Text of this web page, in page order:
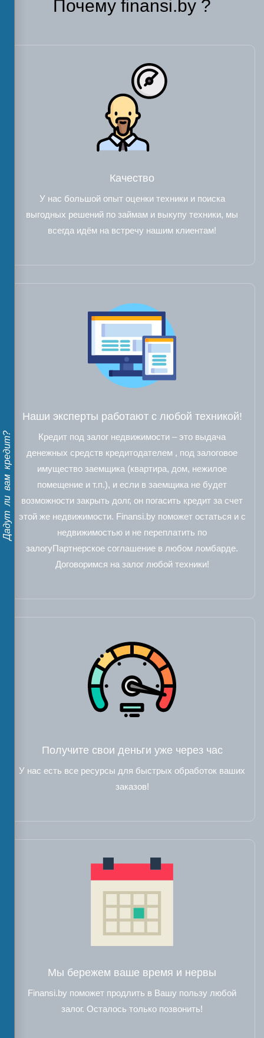
Дадут ли вам кредит?
Почему finansi.by ?
Качество
У нас большой опыт оценки техники и поиска
выгодных решений по займам и выкупу техники, мы
всегда идём на встречу нашим клиентам!
Наши эксперты работают с любой техникой!
Кредит под залог недвижимости – это выдача
денежных средств кредитодателем , под залоговое
имущество заемщика (квартира, дом, нежилое
помещение и т.п.), и если в заемщика не будет
возможности закрыть долг, он погасить кредит за счет
этой же недвижимости. Finansi.by поможет остаться и с
недвижимостью и не переплатить по
залогуПартнерское соглашение в любом ломбарде.
Договоримся на залог любой техники!
Получите свои деньги уже через час
У нас есть все ресурсы для быстрых обработок ваших
заказов!
Мы бережем ваше время и нервы
Finansi.by поможет продлить в Вашу пользу любой
залог. Осталось только позвонить!